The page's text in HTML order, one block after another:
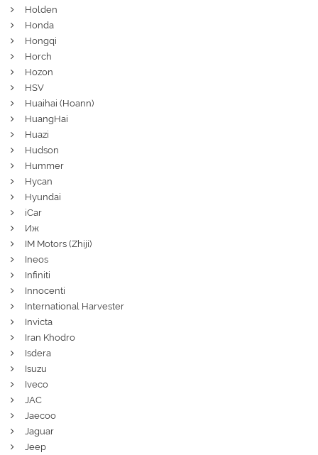
Holden
Honda
Hongqi
Horch
Hozon
HSV
Huaihai (Hoann)
HuangHai
Huazi
Hudson
Hummer
Hycan
Hyundai
iCar
Иж
IM Motors (Zhiji)
Ineos
Infiniti
Innocenti
International Harvester
Invicta
Iran Khodro
Isdera
Isuzu
Iveco
JAC
Jaecoo
Jaguar
Jeep